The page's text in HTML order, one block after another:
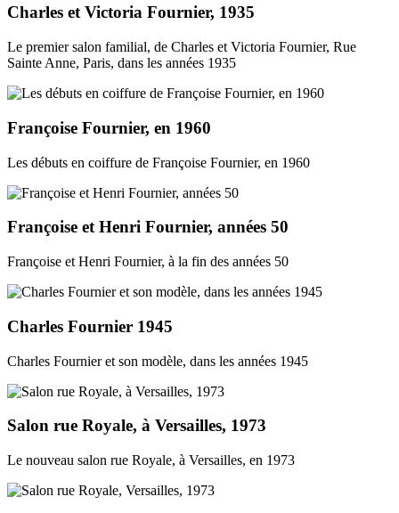
Charles et Victoria Fournier, 1935
Le premier salon familial, de Charles et Victoria Fournier, Rue
Sainte Anne, Paris, dans les années 1935
Françoise Fournier, en 1960
Les débuts en coiffure de Françoise Fournier, en 1960
Françoise et Henri Fournier, années 50
Françoise et Henri Fournier, à la fin des années 50
Charles Fournier 1945
Charles Fournier et son modèle, dans les années 1945
Salon rue Royale, à Versailles, 1973
Le nouveau salon rue Royale, à Versailles, en 1973